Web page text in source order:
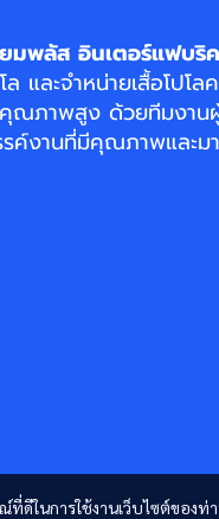
ในการใช้งานเว็บไซต์ของท่
มพลัส อินเตอร์แฟบริ
ล และจำหน่ายเสื้อโปโ
คุณภาพสูง ด้วยทีมงานผู้
ค์งานที่มีคุณภาพและม